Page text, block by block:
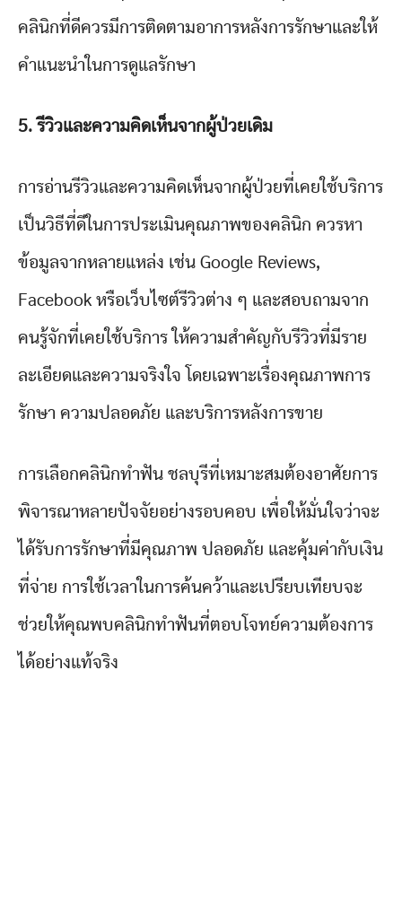
คลินิกที่ดีควรมีการติดตามอาการหลังการรักษาและให้
คำแนะนำในการดูแลรักษา
5.รีวิวและความคิดเห็นจากผู้ป่วยเดิม
การอ่านรีวิวและความคิดเห็นจากผู้ป่วยที่เคยใช้บริการ
เป็นวิธีที่ดีในการประเมินคุณภาพของคลินิก ควรหา
ข้อมูลจากหลายแหล่ง เช่น Google Reviews,
Facebook หรือเว็บไซต์รีวิวต่าง ๆ และสอบถามจาก
คนรู้จักที่เคยใช้บริการ ให้ความสำคัญกับรีวิวที่มีราย
ละเอียดและความจริงใจ โดยเฉพาะเรื่องคุณภาพการ
รักษา ความปลอดภัย และบริการหลังการขาย
การเลือกคลินิกทำฟัน ชลบุรีที่เหมาะสมต้องอาศัยการ
พิจารณาหลายปัจจัยอย่างรอบคอบ เพื่อให้มั่นใจว่าจะ
ได้รับการรักษาที่มีคุณภาพ ปลอดภัย และคุ้มค่ากับเงิน
ที่จ่าย การใช้เวลาในการค้นคว้าและเปรียบเทียบจะ
ช่วยให้คุณพบคลินิกทำฟันที่ตอบโจทย์ความต้องการ
ได้อย่างแท้จริง